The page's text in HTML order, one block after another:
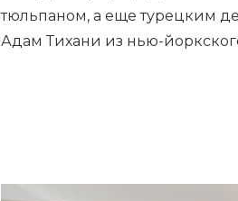
тюльпаном, а еще турецким
Адам Тихани из нью-